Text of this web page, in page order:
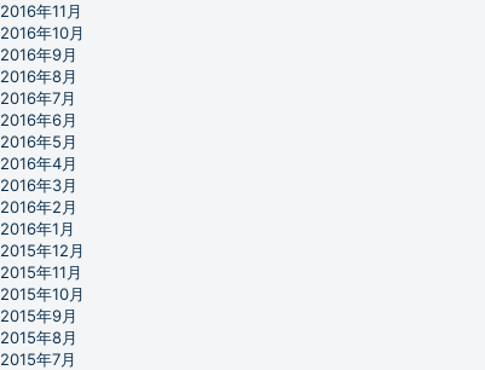
2016年11月
2016年10月
2016年9月
2016年8月
2016年7月
2016年6月
2016年5月
2016年4月
2016年3月
2016年2月
2016年1月
2015年12月
2015年11月
2015年10月
2015年9月
2015年8月
2015年7月